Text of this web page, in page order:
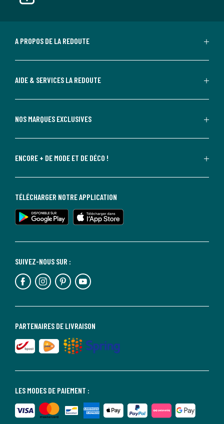
A PROPOS DE LA REDOUTE
AIDE & SERVICES LA REDOUTE
NOS MARQUES EXCLUSIVES
ENCORE + DE MODE ET DE DÉCO !
LES MODES DE PAIEMENT :
PARTENAIRES DE LIVRAISON
SUIVEZ-NOUS SUR :
TÉLÉCHARGER NOTRE APPLICATION